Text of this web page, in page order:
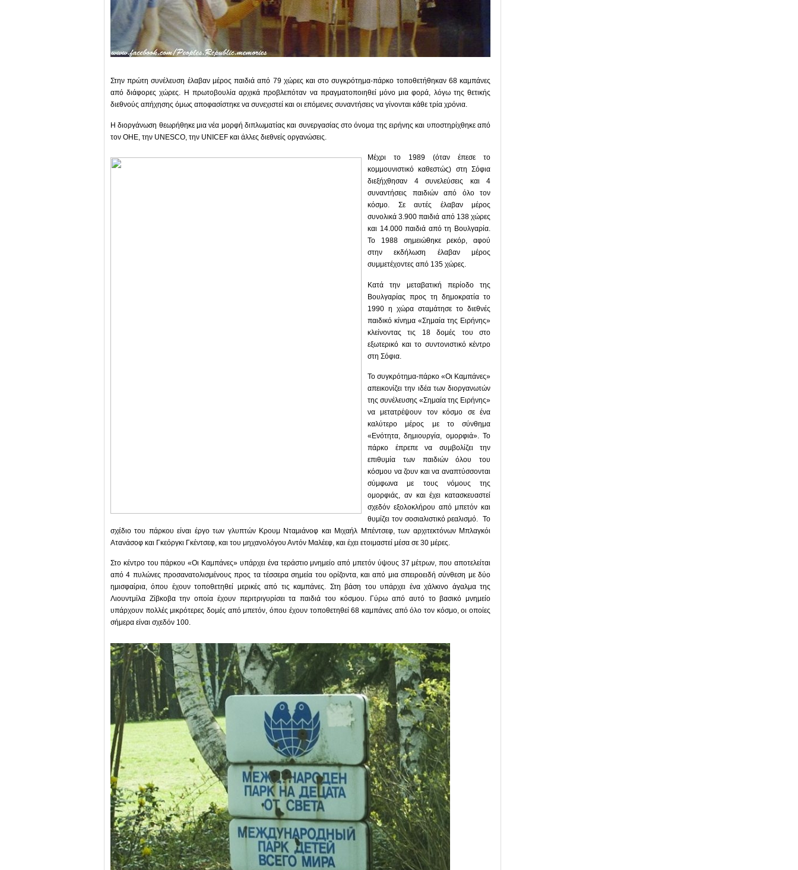
Στην πρώτη συνέλευση έλαβαν μέρος παιδιά από 79 χώρες και στο συγκρότημα-πάρκο τοποθετήθηκαν 68 καμπάνες
από διάφορες χώρες. Η πρωτοβουλία αρχικά προβλεπόταν να πραγματοποιηθεί μόνο μια φορά, λόγω της θετικής
διεθνούς απήχησης όμως αποφασίστηκε να συνεχιστεί και οι επόμενες συναντήσεις να γίνονται κάθε τρία χρόνια.
Η διοργάνωση θεωρήθηκε μια νέα μορφή διπλωματίας και συνεργασίας στο όνομα της ειρήνης και υποστηρίχθηκε από
τον ΟΗΕ, την UNESCO, την UNICEF και άλλες διεθνείς οργανώσεις.
Μέχρι το 1989 (όταν έπεσε το
κομμουνιστικό καθεστώς) στη Σόφια
διεξήχθησαν 4 συνελεύσεις και 4
συναντήσεις παιδιών από όλο τον
κόσμο. Σε αυτές έλαβαν μέρος
συνολικά 3.900 παιδιά από 138 χώρες
και 14.000 παιδιά από τη Βουλγαρία.
Το 1988 σημειώθηκε ρεκόρ, αφού
στην εκδήλωση έλαβαν μέρος
συμμετέχοντες από 135 χώρες.
Κατά την μεταβατική περίοδο της
Βουλγαρίας προς τη δημοκρατία το
1990 η χώρα σταμάτησε το διεθνές
παιδικό κίνημα «Σημαία της Ειρήνης»
κλείνοντας τις 18 δομές του στο
εξωτερικό και το συντονιστικό κέντρο
στη Σόφια.
Το συγκρότημα-πάρκο «Οι Καμπάνες»
απεικονίζει την ιδέα των διοργανωτών
της συνέλευσης «Σημαία της Ειρήνης»
να μετατρέψουν τον κόσμο σε ένα
καλύτερο μέρος με το σύνθημα
«Ενότητα, δημιουργία, ομορφιά». Το
πάρκο έπρεπε να συμβολίζει την
επιθυμία των παιδιών όλου του
κόσμου να ζουν και να αναπτύσσονται
σύμφωνα με τους νόμους της
ομορφιάς, αν και έχει κατασκευαστεί
σχεδόν εξολοκλήρου από μπετόν και
θυμίζει τον σοσιαλιστικό ρεαλισμό. Το
σχέδιο του πάρκου είναι έργο των γλυπτών Κρουμ Νταμιάνοφ και Μιχαήλ Μπέντσεφ, των αρχιτεκτόνων Μπλαγκόι
Ατανάσοφ και Γκεόργκι Γκέντσεφ, και του μηχανολόγου Αντόν Μαλέεφ, και έχει ετοιμαστεί μέσα σε 30 μέρες.
Στο κέντρο του πάρκου «Οι Καμπάνες» υπάρχει ένα τεράστιο μνημείο από μπετόν ύψους 37 μέτρων, που αποτελείται
από 4 πυλώνες προσανατολισμένους προς τα τέσσερα σημεία του ορίζοντα, και από μια σπειροειδή σύνθεση με δύο
ημισφαίρια, όπου έχουν τοποθετηθεί μερικές από τις καμπάνες. Στη βάση του υπάρχει ένα χάλκινο άγαλμα της
Λιουντμίλα Ζίβκοβα την οποία έχουν περιτριγυρίσει τα παιδιά του κόσμου. Γύρω από αυτό το βασικό μνημείο
υπάρχουν πολλές μικρότερες δομές από μπετόν, όπου έχουν τοποθετηθεί 68 καμπάνες από όλο τον κόσμο, οι οποίες
σήμερα είναι σχεδόν 100.